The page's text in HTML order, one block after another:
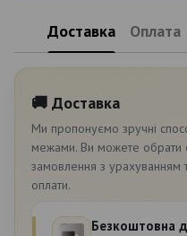
Доставка Оплата
🚚 Доставка
Ми пропонуємо зручні
межами. Ви можете обрати
замовлення з урахуванням
оплати.
Безкоштовна